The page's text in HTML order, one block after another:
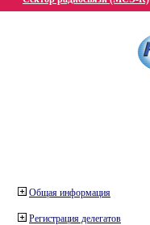
Общая информация
Регистрация делегатов